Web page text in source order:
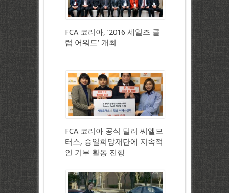
FCA 코리아, ’2016 세일즈 클
럽 어워드’ 개최
FCA 코리아 공식 딜러 씨엘모
터스, 승일희망재단에 지속적
인 기부 활동 진행